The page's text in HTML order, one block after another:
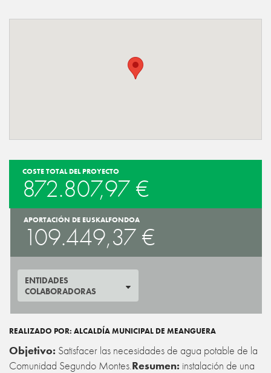
COSTE TOTAL DEL PROYECTO
872.807,97 €
APORTACIÓN DE EUSKALFONDOA
109.449,37 €
ENTIDADES
COLABORADORAS
REALIZADO POR: ALCALDÍA MUNICIPAL DE MEANGUERA
Objetivo: Satisfacer las necesidades de agua potable de la
Comunidad Segundo Montes.Resumen: instalación de una